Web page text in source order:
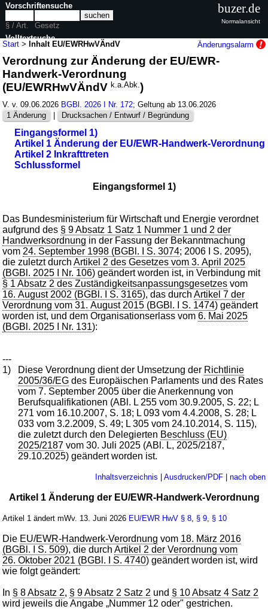
Start >Inhalt EU/EWRHwVÄndV Änderungsalarm
Verordnung zur Änderung der EU/EWR-
Handwerk-Verordnung
(EU/EWRHwVÄndVk.a.Abk.)
V. v. 09.06.2026 BGBl. 2026 I Nr. 172; Geltung ab 13.06.2026
1 Änderung
| Drucksachen / Entwurf / Begründung
Eingangsformel 1)
Artikel 1 Änderung der EU/EWR-Handwerk-Verordnung
Artikel 2 Inkrafttreten
Schlussformel
Eingangsformel 1)
Das Bundesministerium für Wirtschaft und Energie verordnet
aufgrund des § 9 Absatz 1 Satz 1 Nummer 1 und 2 der
Handwerksordnung in der Fassung der Bekanntmachung
vom 24. September 1998 (BGBl. I S. 3074; 2006 I S. 2095),
die zuletzt durchArtikel 2 des Gesetzes vom 3. April 2025
(BGBl. 2025 I Nr. 106) geändert worden ist, in Verbindung mit
§ 1 Absatz 2 des Zuständigkeitsanpassungsgesetzes vom
16. August 2002 (BGBl. I S. 3165), das durchArtikel 7 der
Verordnung vom 31. August 2015 (BGBl. I S. 1474) geändert
worden ist, und dem Organisationserlass vom6. Mai 2025
(BGBl. 2025 I Nr. 131):
---
1)
Diese Verordnung dient der Umsetzung der Richtlinie
2005/36/EG des Europäischen Parlaments und des Rates
vom 7. September 2005 über die Anerkennung von
Berufsqualifikationen (ABl. L 255 vom 30.9.2005, S. 22; L
271 vom 16.10.2007, S. 18; L 093 vom 4.4.2008, S. 28; L
033 vom 3.2.2009, S. 49; L 305 vom 24.10.2014, S. 115),
die zuletzt durch den Delegierten Beschluss (EU)
2025/2187 vom 30. Juli 2025 (ABl. L, 2025/2187,
29.10.2025) geändert worden ist.
Inhaltsverzeichnis | Ausdrucken/PDF| nach oben
Artikel 1 Änderung der EU/EWR-Handwerk-Verordnung
Artikel 1 ändert mWv. 13. Juni 2026 EU/EWR HwV § 8 § 9 § 10
Die EU/EWR-Handwerk-Verordnung vom 18. März 2016
(BGBl. I S. 509), die durchArtikel 2 der Verordnung vom
26. Oktober 2021 (BGBl. I S. 4740) geändert worden ist, wird
wie folgt geändert:
In § 8 Absatz 2, § 9 Absatz 2 Satz 2 und § 10 Absatz 4 Satz 2
wird jeweils die Angabe „Nummer 12 oder" gestrichen.
Vorschriftensuche
§ / Art.
Gesetz
Volltextsuche
nur in EU/EWRHwVÄndV
buzer.de
Normalansicht